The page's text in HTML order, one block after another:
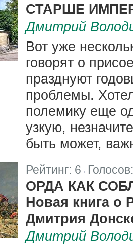
СТАРШЕ
Дмитрий
Вот уже
говорят о
празднуют
проблемы.
полемику еще
узкую,
быть может,
Рейтинг: 6
ОРДА КАК
Новая книга о
Дмитрия
Дмитрий